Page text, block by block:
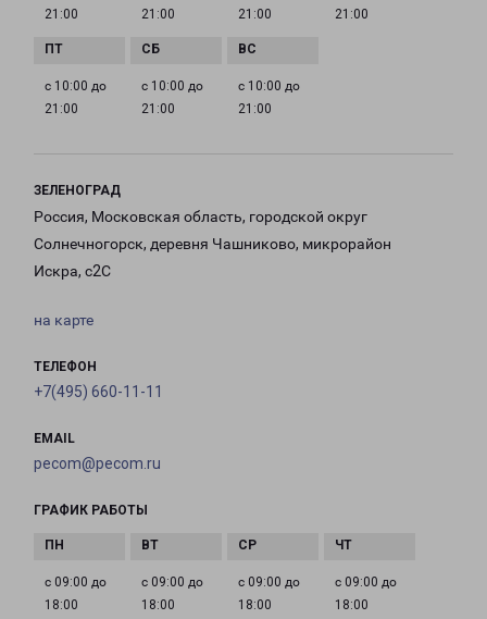
21:00
21:00
21:00
21:00
с 10:00 до
21:00
с 10:00 до
21:00
с 10:00 до
21:00
ЗЕЛЕНОГРАД
Россия, Московская область, городской округ
Солнечногорск, деревня Чашниково, микрорайон
Искра, с2С
на карте
ТЕЛЕФОН
+7(495) 660-11-11
EMAIL
pecom@pecom.ru
ГРАФИК РАБОТЫ
с 09:00 до
18:00
с 09:00 до
18:00
с 09:00 до
18:00
с 09:00 до
18:00